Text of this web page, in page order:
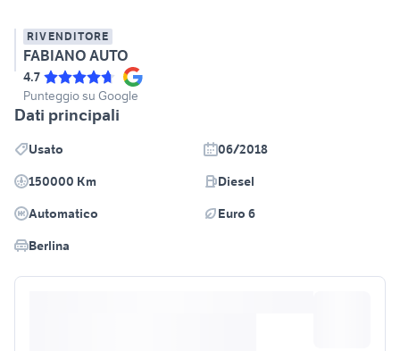
RIVENDITORE
FABIANO AUTO
4.7
Punteggio su Google
Dati principali
Usato
06/2018
150000 Km
Diesel
Automatico
Euro 6
Berlina